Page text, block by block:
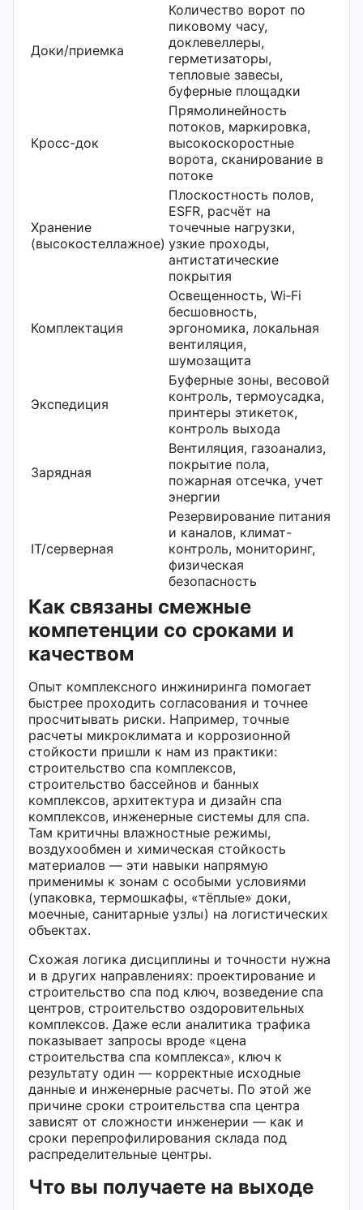
Доки/приемка
Количество ворот по
пиковому часу,
доклевеллеры,
герметизаторы,
тепловые завесы,
буферные площадки
Кросс-док
Прямолинейность
потоков, маркировка,
высокоскоростные
ворота, сканирование в
потоке
Хранение
(высокостеллажное)
Плоскостность полов,
ESFR, расчёт на
точечные нагрузки,
узкие проходы,
антистатические
покрытия
Комплектация
Освещенность, Wi‑Fi
бесшовность,
эргономика, локальная
вентиляция,
шумозащита
Экспедиция
Буферные зоны, весовой
контроль, термоусадка,
принтеры этикеток,
контроль выхода
Зарядная
Вентиляция, газоанализ,
покрытие пола,
пожарная отсечка, учет
энергии
IT/серверная
Резервирование питания
и каналов, климат-
контроль, мониторинг,
физическая
безопасность
Как связаны смежные
компетенции со сроками и
качеством
Опыт комплексного инжиниринга помогает
быстрее проходить согласования и точнее
просчитывать риски. Например, точные
расчеты микроклимата и коррозионной
стойкости пришли к нам из практики:
строительство спа комплексов,
строительство бассейнов и банных
комплексов, архитектура и дизайн спа
комплексов, инженерные системы для спа.
Там критичны влажностные режимы,
воздухообмен и химическая стойкость
материалов — эти навыки напрямую
применимы к зонам с особыми условиями
(упаковка, термошкафы, «тёплые» доки,
моечные, санитарные узлы) на логистических
объектах.
Схожая логика дисциплины и точности нужна
и в других направлениях: проектирование и
строительство спа под ключ, возведение спа
центров, строительство оздоровительных
комплексов. Даже если аналитика трафика
показывает запросы вроде «цена
строительства спа комплекса», ключ к
результату один — корректные исходные
данные и инженерные расчеты. По этой же
причине сроки строительства спа центра
зависят от сложности инженерии — как и
сроки перепрофилирования склада под
распределительные центры.
Что вы получаете на выходе